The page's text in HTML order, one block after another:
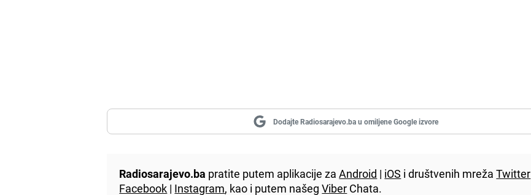
Dodajte Radiosarajevo.ba u omiljene Google izvore
Radiosarajevo.ba pratite putem aplikacije zaAndroid | iOS i društvenih mrežaTwitter
Facebook | Instagram, kao i putem našegViber Chata.